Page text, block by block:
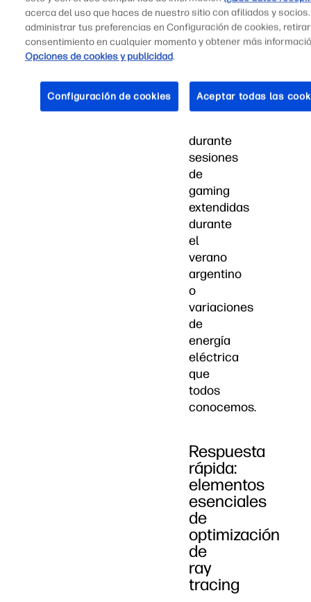
el
rendimiento
en
títulos
favoritos,
durante
sesiones
de
gaming
extendidas
durante
el
verano
argentino
o
variaciones
de
energía
eléctrica
que
todos
conocemos.
Respuesta
rápida:
elementos
esenciales
de
optimización
de
ray
tracing
acerca del uso que haces de nuestro sitio con afiliados y
administrar tus preferencias en Configuración de cookies,
consentimiento en cualquier momento y obtener más
Opciones de cookies y publicidad.
Configuración de cookies Aceptar todas las